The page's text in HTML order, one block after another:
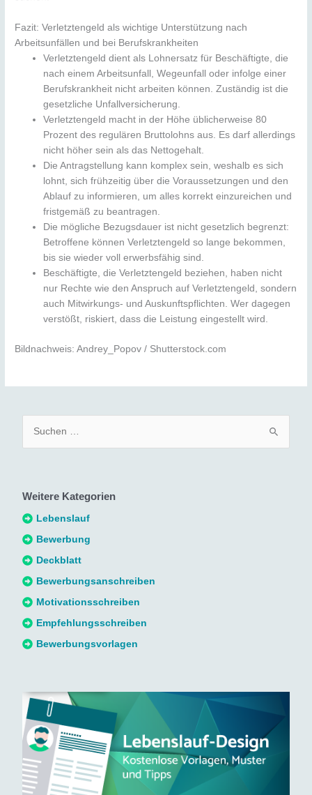
Fazit: Verletztengeld als wichtige Unterstützung nach
Arbeitsunfällen und bei Berufskrankheiten
Verletztengeld dient als Lohnersatz für Beschäftigte, die
nach einem Arbeitsunfall, Wegeunfall oder infolge einer
Berufskrankheit nicht arbeiten können. Zuständig ist die
gesetzliche Unfallversicherung.
Verletztengeld macht in der Höhe üblicherweise 80
Prozent des regulären Bruttolohns aus. Es darf allerdings
nicht höher sein als das Nettogehalt.
Die Antragstellung kann komplex sein, weshalb es sich
lohnt, sich frühzeitig über die Voraussetzungen und den
Ablauf zu informieren, um alles korrekt einzureichen und
fristgemäß zu beantragen.
Die mögliche Bezugsdauer ist nicht gesetzlich begrenzt:
Betroffene können Verletztengeld so lange bekommen,
bis sie wieder voll erwerbsfähig sind.
Beschäftigte, die Verletztengeld beziehen, haben nicht
nur Rechte wie den Anspruch auf Verletztengeld, sondern
auch Mitwirkungs- und Auskunftspflichten. Wer dagegen
verstößt, riskiert, dass die Leistung eingestellt wird.
Bildnachweis: Andrey_Popov / Shutterstock.com
e
n
n
a
c
Weitere Kategorien
Lebenslauf
Bewerbung
Deckblatt
Bewerbungsanschreiben
Motivationsschreiben
Empfehlungsschreiben
Bewerbungsvorlagen